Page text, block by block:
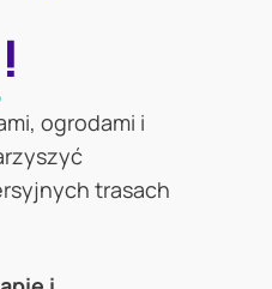
!
ogrodami i
trasach